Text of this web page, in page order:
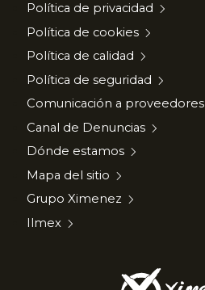
Política de privacidad
Política de cookies
Política de calidad
Política de seguridad
Comunicación a proveedores
Canal de Denuncias
Dónde estamos
Mapa del sitio
Grupo Ximenez
Ilmex